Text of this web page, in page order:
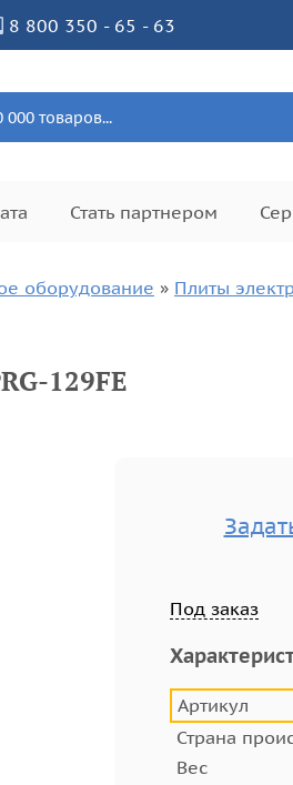
8 800 350 - 65 - 63
Стать партнером
оборудование » Плиты
129FE
Под заказ
Артикул
Страна
Вес